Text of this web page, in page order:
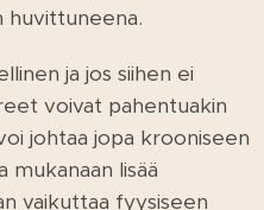
huvittuneena.
ja jos siihen ei
voivat pahentuakin
johtaa jopa krooniseen
mukanaan lisää
vaikuttaa fyysiseen